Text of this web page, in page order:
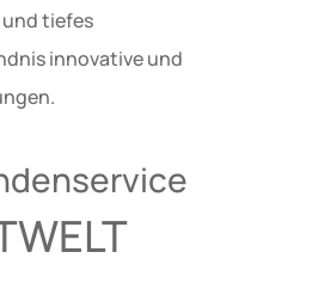
tiefes
innovative und